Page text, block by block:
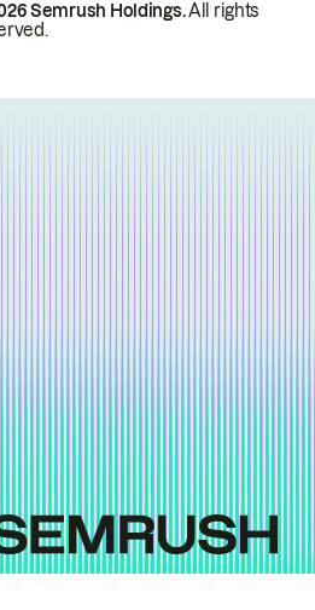
Semrush Holdings.All rights